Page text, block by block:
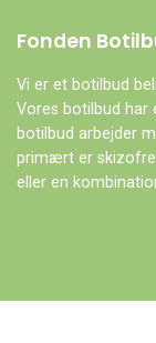
Fonden
Vi er et botilbud
Vores botilbud har
botilbud arbejder
primært er
eller en